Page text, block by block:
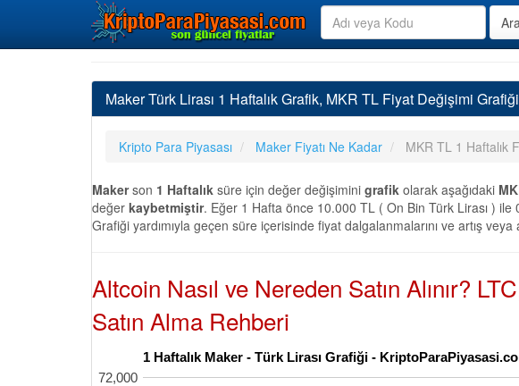
Maker Türk Lirası 1 Haftalık Grafik, MKR TL Fiyat Değişimi Grafiği
Kripto Para Piyasası Maker Fiyatı Ne Kadar MKR TL 1 Haftalık
Makerson 1 Haftalık süre için değer değişimini grafik olarak aşağıdaki
değer kaybetmiştir. Eğer 1 Hafta önce 10.000 TL ( On Bin Türk Lirası ) ile
Grafiği yardımıyla geçen süre içerisinde fiyat dalgalanmalarını ve artış
Altcoin Nasıl ve Nereden Satın Alınır?
Satın Alma Rehberi
1 Haftalık Maker - Türk Lirası Grafiği -
72,000